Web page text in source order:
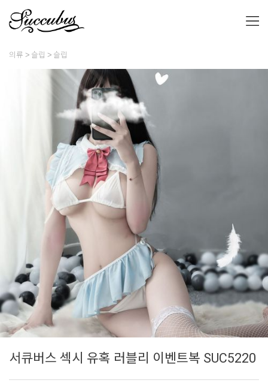
의류 슬립 슬립
서큐버스 섹시 유혹 러블리 이벤트복 SUC5220